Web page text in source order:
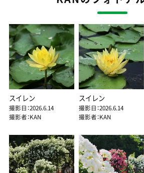
スイレン
撮影日：2026.6.14
撮影者：KAN
スイレン
撮影日：2026.6.14
撮影者：KAN